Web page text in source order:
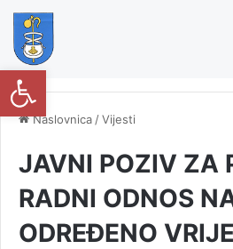
Naslovnica /Vijesti
JAVNI POZIV ZA
RADNI ODNOS
ODREĐENO
Open toolbar